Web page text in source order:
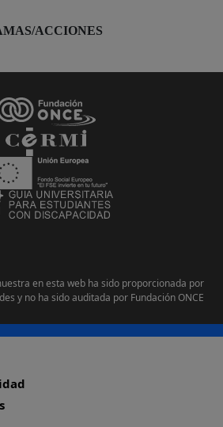
ACCIONES
en esta web ha sido proporcionada por
y no ha sido auditada por Fundación ONCE